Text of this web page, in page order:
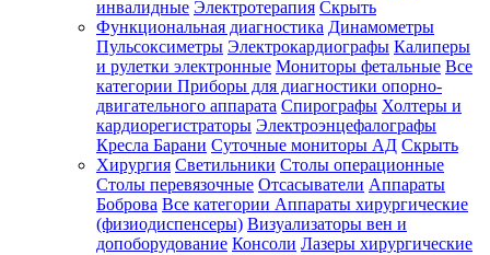
инвалидные Электротерапия Скрыть
Функциональная диагностика Динамометры
Пульсоксиметры Электрокардиографы Калиперы
и рулетки электронные Мониторы фетальные Все
категории Приборы для диагностики опорно-
двигательного аппарата Спирографы Холтеры и
кардиорегистраторы Электроэнцефалографы
Кресла Барани Суточные мониторы АД Скрыть
Хирургия Светильники Столы операционные
Столы перевязочные Отсасыватели Аппараты
Боброва Все категории Аппараты хирургические
(физиодиспенсеры) Визуализаторы вен и
допоборудование Консоли Лазеры хирургические